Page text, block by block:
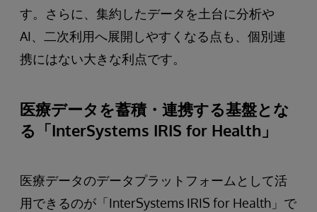
す。さらに、集約したデータを土台に分析や
AI、二次利用へ展開しやすくなる点も、個別連
携にはない大きな利点です。
医療データを蓄積・連携する基盤とな
る「InterSystems IRIS for Health」
医療データのデータプラットフォームとして活
用できるのが「InterSystems IRIS for Health」で